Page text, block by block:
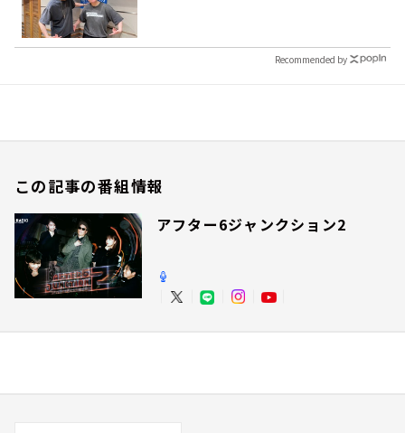
Recommended by
この記事の番組情報
アフター6ジャンクション2